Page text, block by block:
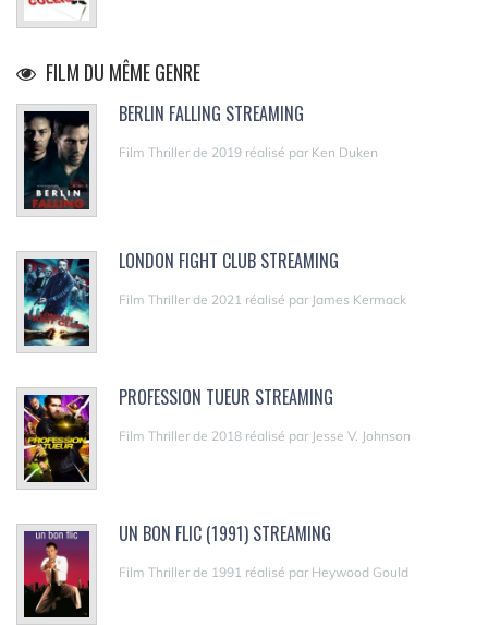
FILM DU MÊME GENRE
BERLIN FALLING STREAMING
Film Thriller de 2019 réalisé par Ken Duken
LONDON FIGHT CLUB STREAMING
Film Thriller de 2021 réalisé par James Kermack
PROFESSION TUEUR STREAMING
Film Thriller de 2018 réalisé par Jesse V. Johnson
UN BON FLIC (1991) STREAMING
Film Thriller de 1991 réalisé par Heywood Gould